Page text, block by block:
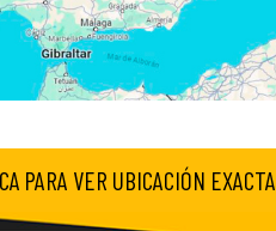
PARA VER UBICACIÓN EXACTA